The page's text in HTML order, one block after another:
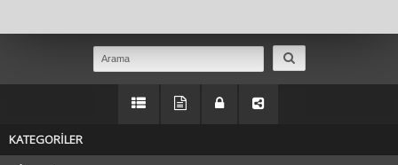
KATEGORİLER